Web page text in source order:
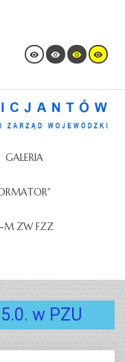
GALERIA
M ZW FZZ
w PZU